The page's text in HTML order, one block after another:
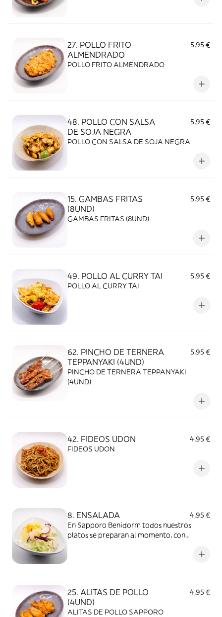
27. POLLO FRITO
ALMENDRADO
5,95 €
POLLO FRITO ALMENDRADO
48. POLLO CON SALSA
DE SOJA NEGRA
5,95 €
POLLO CON SALSA DE SOJA NEGRA
15. GAMBAS FRITAS
(8UND)
5,95 €
GAMBAS FRITAS (8UND)
49. POLLO AL CURRY TAI
5,95 €
POLLO AL CURRY TAI
62. PINCHO DE TERNERA
TEPPANYAKI (4UND)
5,95 €
PINCHO DE TERNERA TEPPANYAKI
(4UND)
42. FIDEOS UDON
4,95 €
FIDEOS UDON
8. ENSALADA
4,95 €
En Sapporo Benidorm todos nuestros
platos se preparan al momento, con
sabor.
25. ALITAS DE POLLO
(4UND)
4,95 €
ALITAS DE POLLO SAPPORO